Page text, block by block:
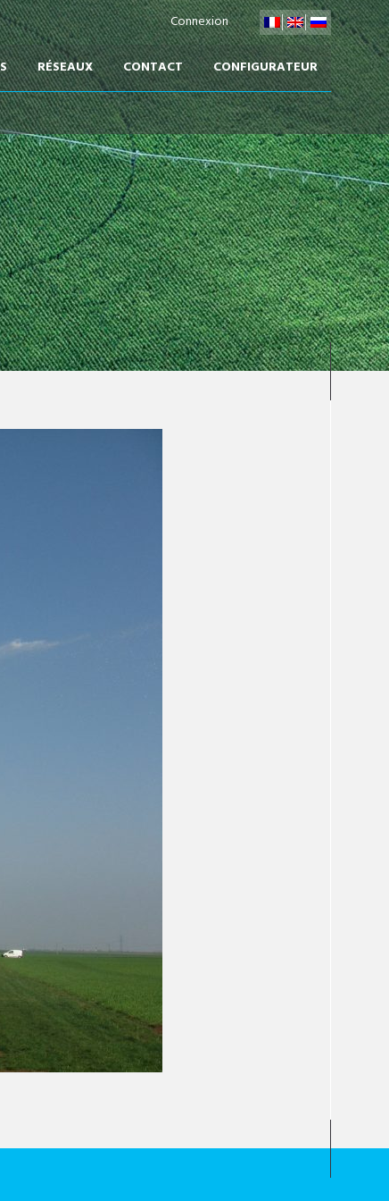
Connexion
RÉSEAUX CONTACT CONFIGURATEUR